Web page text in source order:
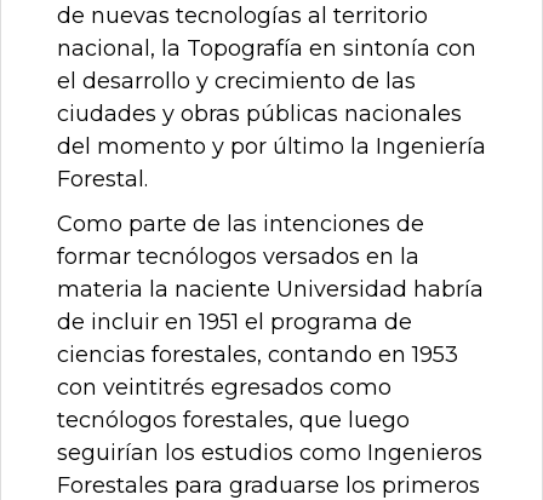
de nuevas tecnologías al territorio
nacional, la Topografía en sintonía con
el desarrollo y crecimiento de las
ciudades y obras públicas nacionales
del momento y por último la Ingeniería
Forestal.
Como parte de las intenciones de
formar tecnólogos versados en la
materia la naciente Universidad habría
de incluir en 1951 el programa de
ciencias forestales, contando en 1953
con veintitrés egresados como
tecnólogos forestales, que luego
seguirían los estudios como Ingenieros
Forestales para graduarse los primeros